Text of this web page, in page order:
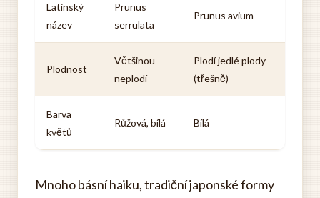
Latinský
název
Prunus
serrulata
Prunus avium
Plodnost
Většinou
neplodí
Plodí jedlé plody
(třešně)
Barva
květů
Růžová, bílá Bílá
Mnoho básní haiku, tradiční japonské formy